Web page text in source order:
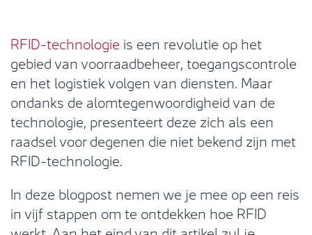
RFID-technologie is een revolutie op het
gebied van voorraadbeheer, toegangscontrole
en het logistiek volgen van diensten. Maar
ondanks de alomtegenwoordigheid van de
technologie, presenteert deze zich als een
raadsel voor degenen die niet bekend zijn met
RFID-technologie.
In deze blogpost nemen we je mee op een reis
in vijf stappen om te ontdekken hoe RFID